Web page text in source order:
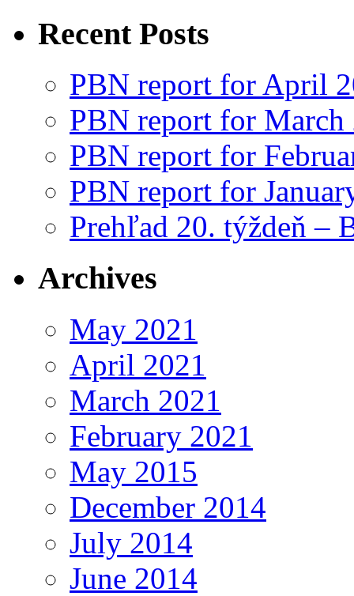
Recent Posts
PBN report for April
PBN report for March
PBN report for
PBN report for
Prehľad 20. týždeň –
Archives
May 2021
April 2021
March 2021
February 2021
May 2015
December 2014
July 2014
June 2014